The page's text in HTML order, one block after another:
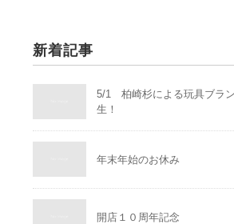
新着記事
5/1 柏崎杉による玩具ブラ
生！
年末年始のお休み
開店１０周年記念